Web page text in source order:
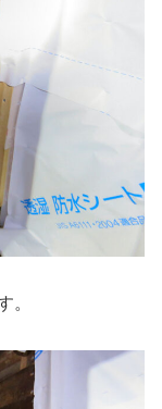
。